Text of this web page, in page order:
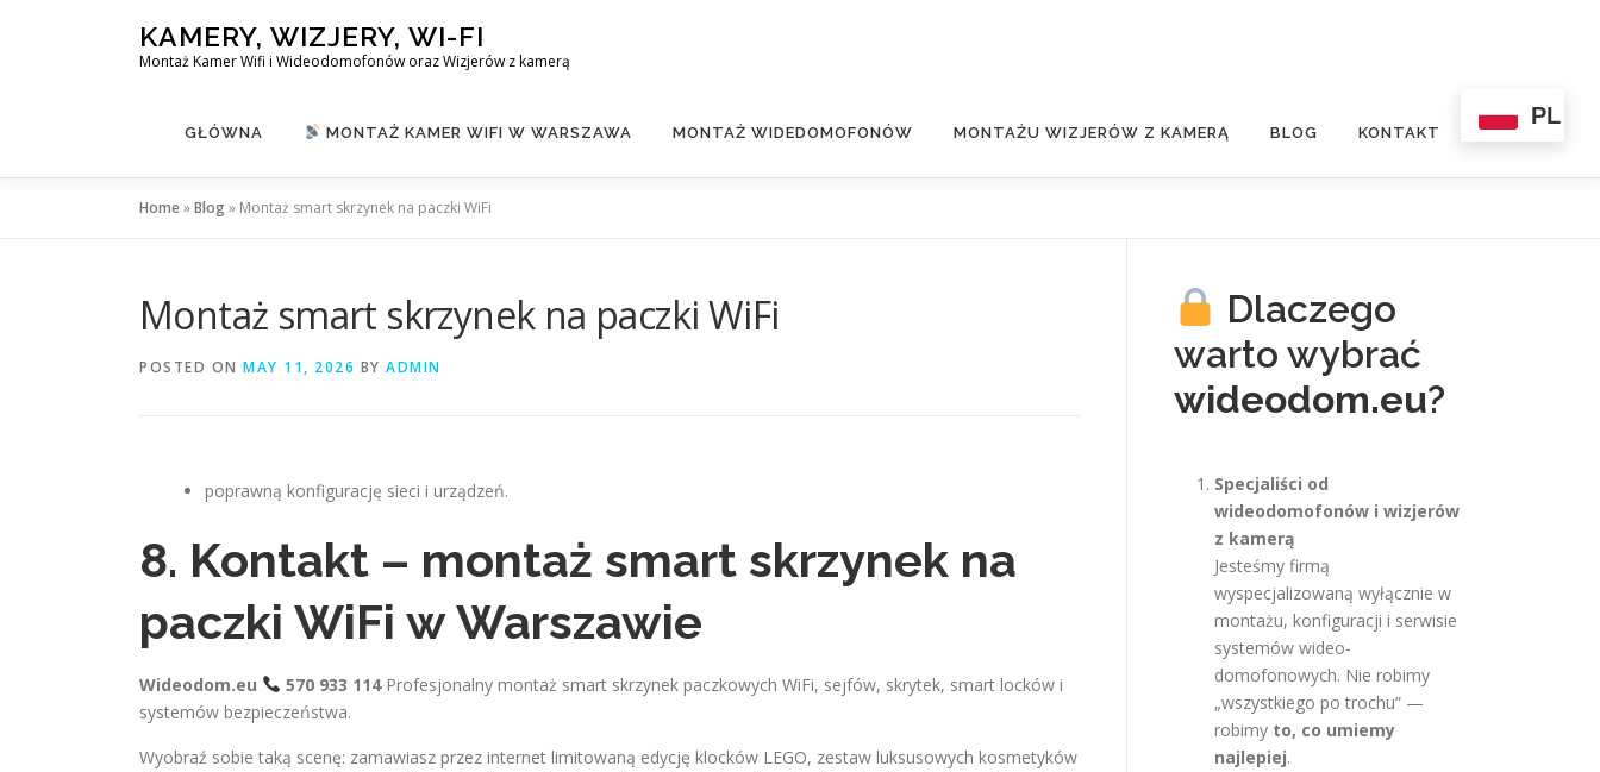
KAMERY, WIZJERY, WI-FI
Montaż Kamer Wifi i Wideodomofonów oraz Wizjerów z kamerą
GŁÓWNA MONTAŻ KAMER WIFI W WARSZAWA MONTAŻ WIDEDOMOFONÓW MONTAŻU WIZJERÓW Z KAMERĄ BLOG KONTAKT
PL
Home»Blog» Montaż smart skrzynek na paczki WiFi
Montaż smart skrzynek na paczki WiFi
POSTED ON MAY 11, 2026 BY ADMIN
poprawną konfigurację sieci i urządzeń.
8. Kontakt – montaż smart skrzynek na
paczki WiFi w Warszawie
Wideodom.eu 570 933 114Profesjonalny montaż smart skrzynek paczkowych WiFi, sejfów, skrytek, smart locków i
systemów bezpieczeństwa.
Wyobraź sobie taką scenę: zamawiasz przez internet limitowaną edycję klocków LEGO, zestaw luksusowych kosmetyków
Dlaczego
warto wybrać
wideodom.eu?
Specjaliści od
wideodomofonów i wizjerów
z kamerą
Jesteśmy firmą
wyspecjalizowaną wyłącznie w
montażu, konfiguracji i serwisie
systemów wideo-
domofonowych. Nie robimy
„wszystkiego po trochu” —
robimy to, co umiemy
najlepiej.